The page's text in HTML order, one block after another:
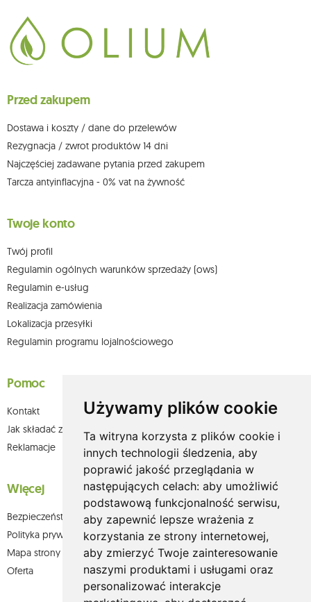
Używamy plików cookie
Ta witryna korzysta z plików cookie i
innych technologii śledzenia, aby
poprawić jakość przeglądania w
następujących celach: aby umożliwić
podstawową funkcjonalność serwisu,
aby zapewnić lepsze wrażenia z
korzystania ze strony internetowej,
aby zmierzyć Twoje zainteresowanie
naszymi produktami i usługami oraz
personalizować interakcje
Dane będą przetwarzane w celu wysyłki newslettera i przechowywane do
chwili rezygnacji z subskrypcji.
Przysługuje Ci prawo do żądania dostępu do swoich danych osobowych,
ich sprostowania, usunięcia, ograniczenia przetwarzania, wniesienia
sprzeciwu wobec przetwarzania swoich danych oraz prawo do
którego dokonano na podstawie zgody przed jej cofnięciem. W tym celu
możesz kontaktować się z działem obsługi klienta Mouton Interactive pod
Więcej informacji: www.mouton.pl/ODO
Przed zakupem
Dostawa i koszty / dane do przelewów
Rezygnacja / zwrot produktów 14 dni
Najczęściej zadawane pytania przed zakupem
Tarcza antyinflacyjna - 0% vat na żywność
Twoje konto
Twój profil
Regulamin ogólnych warunków sprzedaży (ows)
Regulamin e-usług
Realizacja zamówienia
Lokalizacja przesyłki
Regulamin programu lojalnościowego
Pomoc
Kontakt
Jak składać zamówienia w sklepie olium.pl?
Reklamacje
Więcej
Bezpieczeństwo płatności
Polityka prywatności
Mapa strony
Oferta